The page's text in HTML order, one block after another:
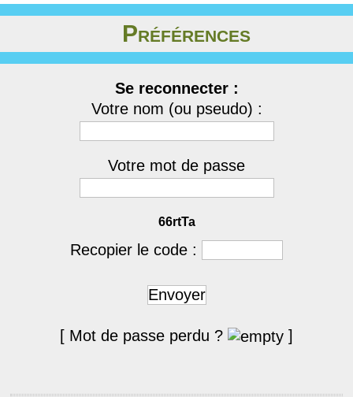
Préférences
Se reconnecter :
Votre nom (ou pseudo) :
Votre mot de passe
66rtTa
Recopier le code :
Envoyer
[ Mot de passe perdu ? ]